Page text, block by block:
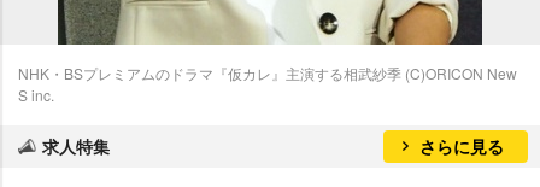
NHK・BSプレミアムのドラマ『仮カレ』主演する相武紗季 (C)ORICON New
S inc.
求人特集 さらに見る